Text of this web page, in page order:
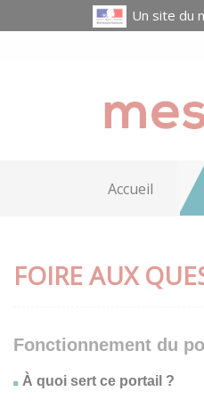
Un site du
Accueil
FOIRE AUX
Fonctionnement du
À quoi sert ce portail ?